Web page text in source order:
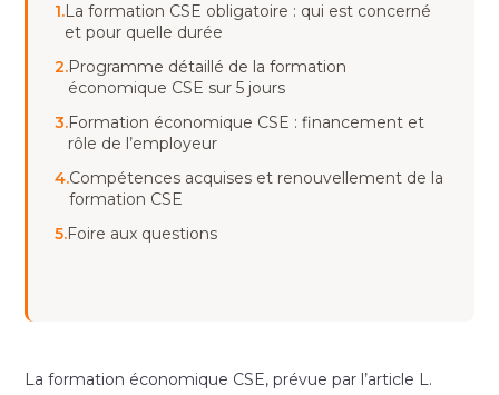
1.La formation CSE obligatoire : qui est concerné
et pour quelle durée
2.Programme détaillé de la formation
économique CSE sur 5 jours
3.Formation économique CSE : financement et
rôle de l’employeur
4.Compétences acquises et renouvellement de la
formation CSE
5.Foire aux questions
La formation économique CSE, prévue par l’article L.